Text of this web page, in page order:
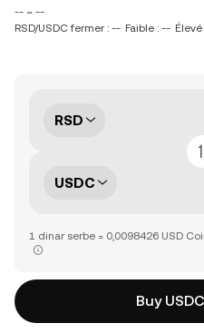
-- ~ --
RSD/USDC fermer : -- Faible : --
RSD
USDC
1 dinar serbe = 0,0098426 USD
Buy